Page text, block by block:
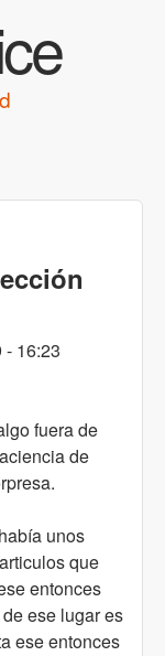
- 16:23
fuera de
de
unos
que
entonces
ese lugar es
ese entonces